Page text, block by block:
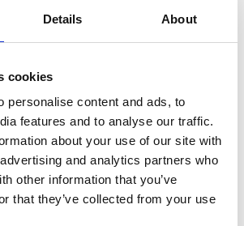
Details About
cookies
personalise content and ads, to
features and to analyse our traffic.
about your use of our site with
and analytics partners who
other information that you’ve
that they’ve collected from your use
hoeveel geld er bespaard
grondig op te schonen.
kocht.
elkaar door te kijken naar de
is uw computer traag? Er kunnen
het systeem, of misschien is uw